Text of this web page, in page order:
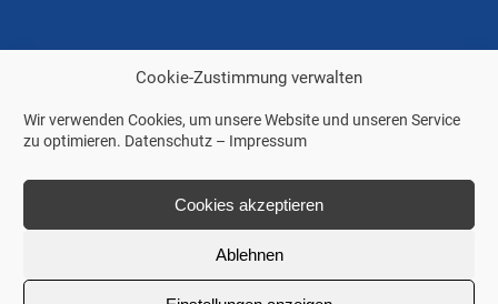
Cookie-Zustimmung verwalten
Wir verwenden Cookies, um unsere Website und unseren Service
zu optimieren. Datenschutz – Impressum
Cookies akzeptieren
Ablehnen
Weitere Links
Impressum
© 2024 – PILZ SPORT & FREIZEIT GMBH & CO.KG